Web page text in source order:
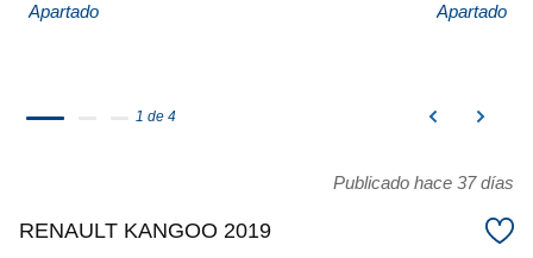
Apartado Apartado
1 de 4
Publicado hace 37 días
RENAULT KANGOO 2019